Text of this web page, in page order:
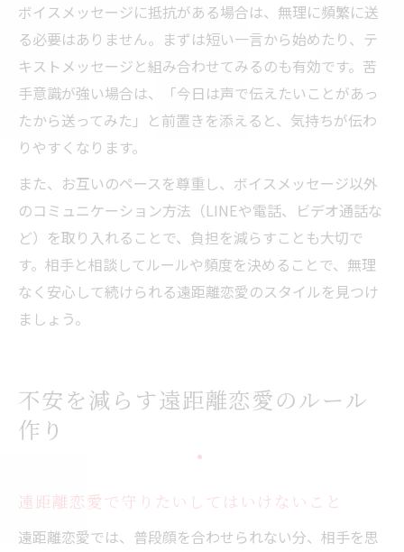
ボイスメッセージに抵抗がある場合は、無理に頻繁に送
る必要はありません。まずは短い一言から始めたり、テ
キストメッセージと組み合わせてみるのも有効です。苦
手意識が強い場合は、「今日は声で伝えたいことがあっ
たから送ってみた」と前置きを添えると、気持ちが伝わ
りやすくなります。
また、お互いのペースを尊重し、ボイスメッセージ以外
のコミュニケーション方法（LINEや電話、ビデオ通話な
ど）を取り入れることで、負担を減らすことも大切で
す。相手と相談してルールや頻度を決めることで、無理
なく安心して続けられる遠距離恋愛のスタイルを見つけ
ましょう。
不安を減らす遠距離恋愛のルール
作り
遠距離恋愛で守りたいしてはいけないこと
遠距離恋愛では、普段顔を合わせられない分、相手を思